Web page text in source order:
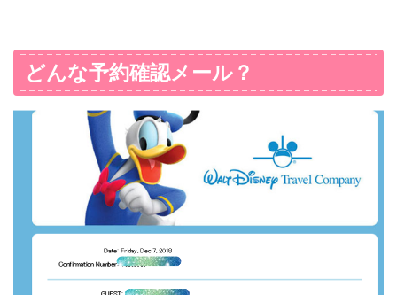
どんな予約確認メール？